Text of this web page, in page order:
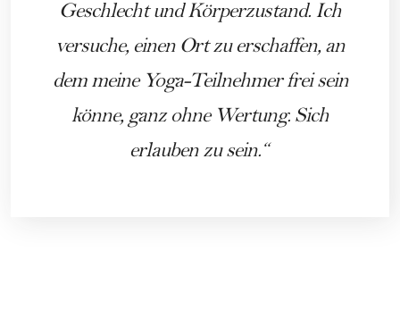
Geschlecht und Körperzustand. Ich
versuche, einen Ort zu erschaffen, an
dem meine Yoga-Teilnehmer frei sein
könne, ganz ohne Wertung. Sich
erlauben zu sein.